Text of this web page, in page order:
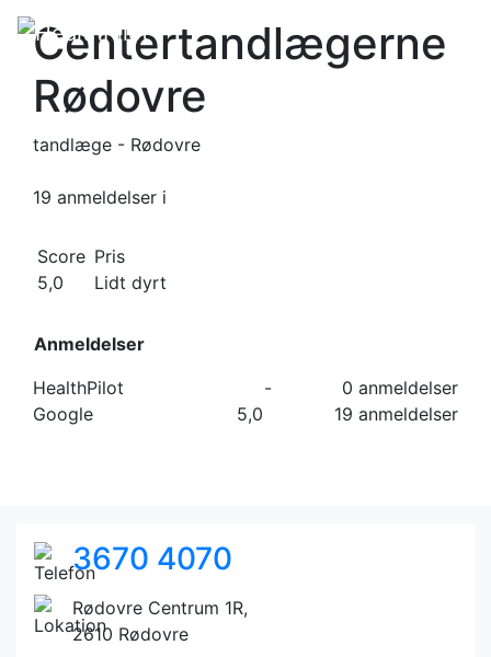
Centertandlægerne
Rødovre
tandlæge - Rødovre
19 anmeldelser i
Score
5,0
Pris
Lidt dyrt
Anmeldelser
HealthPilot
-
0 anmeldelser
Google
5,0 19 anmeldelser
3670 4070
Rødovre Centrum 1R,
2610 Rødovre